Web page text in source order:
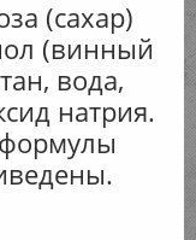
(сахар)
(винный
вода,
натрия.